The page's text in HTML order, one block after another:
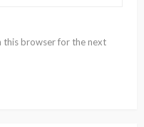
this browser for the next